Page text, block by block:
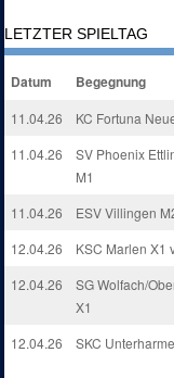
LETZTER SPIELTAG
Datum Begegnung
11.04.26 KC Fortuna
11.04.26
SV Phoenix
M1
11.04.26 ESV Villingen
12.04.26
KSC Marlen X1
12.04.26
SG Wolfach/
X1
12.04.26 SKC